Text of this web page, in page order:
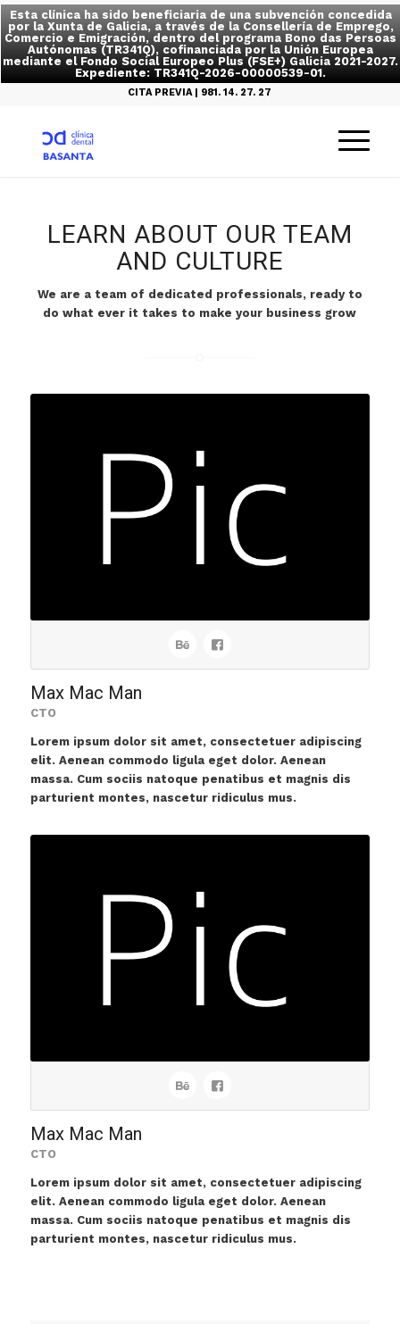
Esta clínica ha sido beneficiaria de una subvención concedida
por la Xunta de Galicia, a través de la Consellería de Emprego,
Comercio e Emigración, dentro del programa Bono das Persoas
Autónomas (TR341Q), cofinanciada por la Unión Europea
mediante el Fondo Social Europeo Plus (FSE+) Galicia 2021-2027.
Expediente: TR341Q-2026-00000539-01.
CITA PREVIA | 981. 14. 27. 27
LEARN ABOUT OUR TEAM
AND CULTURE
We are a team of dedicated professionals, ready to
do what ever it takes to make your business grow
Max Mac Man
CTO
Lorem ipsum dolor sit amet, consectetuer adipiscing
elit. Aenean commodo ligula eget dolor. Aenean
massa. Cum sociis natoque penatibus et magnis dis
parturient montes, nascetur ridiculus mus.
Max Mac Man
CTO
Lorem ipsum dolor sit amet, consectetuer adipiscing
elit. Aenean commodo ligula eget dolor. Aenean
massa. Cum sociis natoque penatibus et magnis dis
parturient montes, nascetur ridiculus mus.